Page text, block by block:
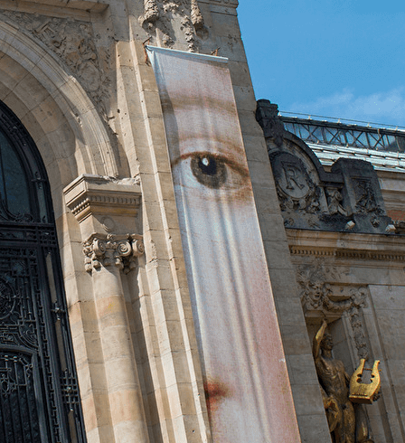
Exporter les lignes sélectionnées
Exporter toutes les colonnes
Exporter uniquement les colonnes affichées
Menu
<
>
Histoire de l'Art 2026 2027 1ère année
Histoire de l'Art 2026 2027 2ème année
Histoire de l'Art 2026 2027 3ème année
Équipe histoire de l’Art
Comment nous joindre ?
PRÉHISTOIRE : les origines de l'art
PRÉHISTOIRE : l'art pariétal
L'Antiquité
L'Art Paléochrétien
MOYEN-ÂGE : l'art roman
MOYEN-ÂGE : l'art gothique
ART MODERNE : la Renaissance
PÉRIODE MODERNE : arts des XVIIe et XVIIIe
PÉRIODE CONTEMPORAINE : le XIXe Siècle
PÉRIODE CONTEMPORAINE le XXe Siècle
Ajoutez un logo, un bouton, des réseaux sociaux